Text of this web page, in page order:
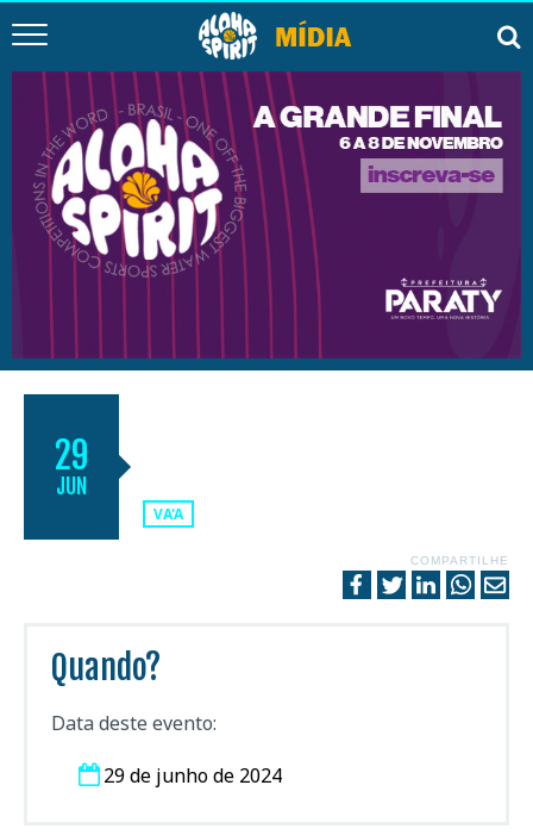
29
JUN
VA'A
COMPARTILHE
Quando?
Data deste evento:
29 de junho de 2024